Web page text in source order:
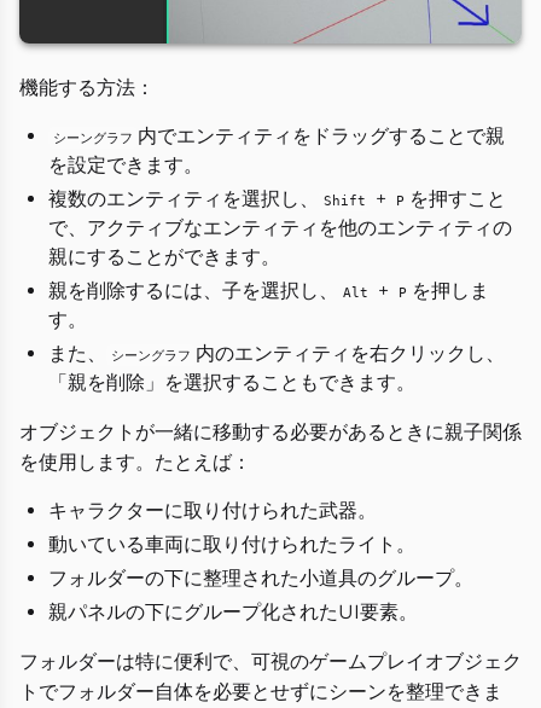
機能する方法：
シーングラフ 内でエンティティをドラッグすることで親
を設定できます。
複数のエンティティを選択し、
Shift + P を押すこと
で、アクティブなエンティティを他のエンティティの
親にすることができます。
親を削除するには、子を選択し、
Alt + P を押しま
す。
また、
シーングラフ 内のエンティティを右クリックし、
「親を削除」を選択することもできます。
オブジェクトが一緒に移動する必要があるときに親子関係
を使用します。たとえば：
キャラクターに取り付けられた武器。
動いている車両に取り付けられたライト。
フォルダーの下に整理された小道具のグループ。
親パネルの下にグループ化されたUI要素。
フォルダーは特に便利で、可視のゲームプレイオブジェク
トでフォルダー自体を必要とせずにシーンを整理できま